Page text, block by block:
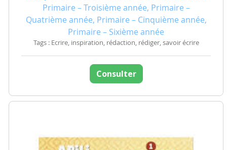
Primaire – Troisième année, Primaire –
Quatrième année, Primaire – Cinquième année,
Primaire – Sixième année
Tags : Ecrire, inspiration, rédaction, rédiger, savoir écrire
Consulter